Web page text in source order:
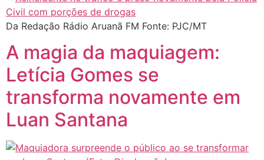
Da Redação Rádio Aruanã FM Fonte: PJC/MT
A magia da maquiagem:
Letícia Gomes se
transforma novamente em
Luan Santana